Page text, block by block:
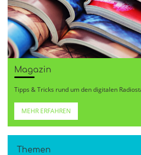
Magazin
Tipps & Tricks rund um den digitalen
MEHR ERFAHREN
Themen